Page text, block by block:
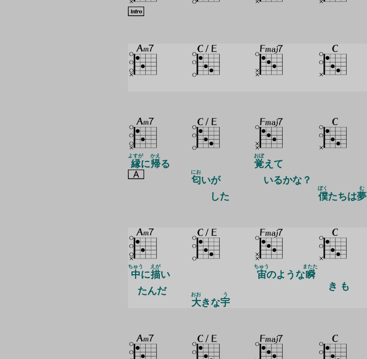
縁
よすが
に帰
かえ
る
匂
にお
いが
した
覚
おぼ
えて
いるかな？
僕
ぼく
たちは夢
む
中
ちゅう
に描
えが
い
たんだ
大
おお
きな宇
う
宙
ちゅう
のような瞬
またた
き も